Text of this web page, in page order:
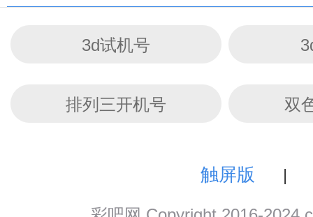
3d试机号
排列三开机号 双
触屏版 |